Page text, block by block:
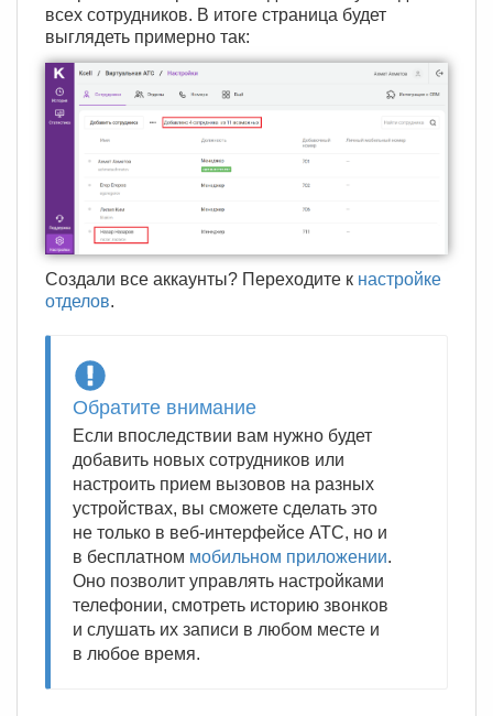
всех сотрудников. В итоге страница будет
выглядеть примерно так:
Создали все аккаунты? Переходите к настройке
отделов.
Обратите внимание
Если впоследствии вам нужно будет
добавить новых сотрудников или
настроить прием вызовов на разных
устройствах, вы сможете сделать это
не только в веб-интерфейсе АТС, но и
в бесплатном мобильном приложении.
Оно позволит управлять настройками
телефонии, смотреть историю звонков
и слушать их записи в любом месте и
в любое время.